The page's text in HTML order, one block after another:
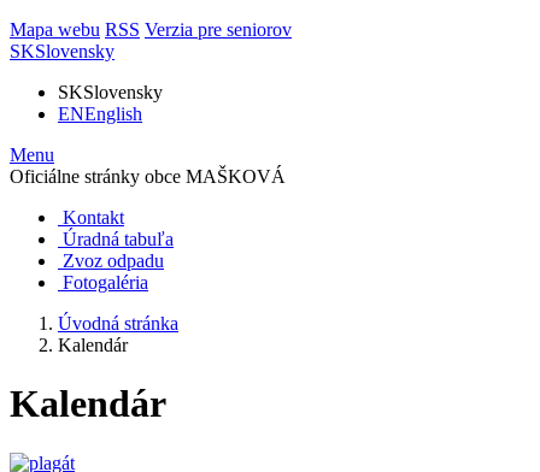
Mapa webu RSS Verzia pre seniorov
SKSlovensky
SKSlovensky
ENEnglish
Menu
Oficiálne stránky obce MAŠKOVÁ
Kontakt
Úradná tabuľa
Zvoz odpadu
Fotogaléria
Úvodná stránka
Kalendár
Kalendár